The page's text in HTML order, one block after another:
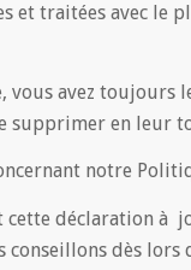
et traitées avec le
vous avez toujours
supprimer en leur
notre
déclaration à
conseillons dès